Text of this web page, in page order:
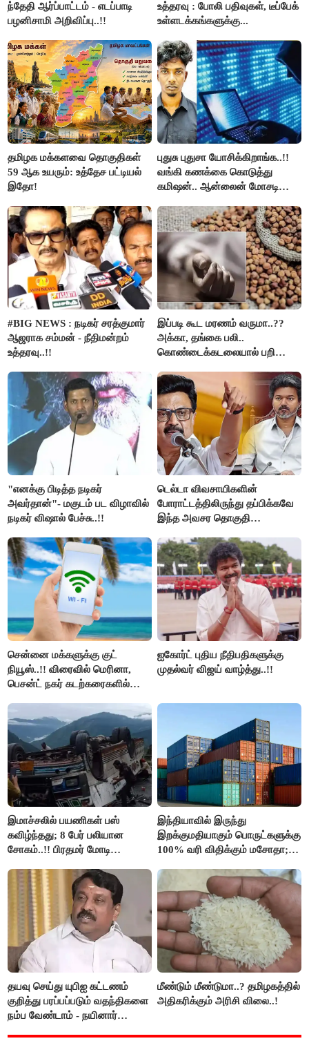
ந்தேதி ஆர்ப்பாட்டம் - எடப்பாடி
பழனிசாமி அறிவிப்பு..!!
உத்தரவு : போலி பதிவுகள், டீப்பேக்
உள்ளடக்கங்களுக்கு...
தமிழக மக்களவை தொகுதிகள்
59 ஆக உயரும்: உத்தேச பட்டியல்
இதோ!
புதுசு புதுசா யோசிக்கிறாங்க..!!
வங்கி கணக்கை கொடுத்து
கமிஷன்.. ஆன்லைன் மோசடி
கைது..!!
#BIG NEWS : நடிகர் சரத்குமார்
ஆஜராக சம்மன் - நீதிமன்றம்
உத்தரவு..!!
இப்படி கூட மரணம் வருமா..??
அக்கா, தங்கை பலி..
கொண்டைக்கடலையால் பறிபோன
"எனக்கு பிடித்த நடிகர்
அவர்தான்"- மகுடம் பட விழாவில்
நடிகர் விஷால் பேச்சு..!!
டெல்டா விவசாயிகளின்
போராட்டத்திலிருந்து தப்பிக்கவே
இந்த அவசர தொகுதி
அரங்கேற்றுகிறார் முதலமைச்சர் -
திமுக ஐடி விங்..!!
சென்னை மக்களுக்கு குட்
நியூஸ்..!! விரைவில் மெரினா,
பெசன்ட் நகர் கடற்கரைகளில்
ஐகோர்ட் புதிய நீதிபதிகளுக்கு
முதல்வர் விஜய் வாழ்த்து..!!
இமாச்சலில் பயணிகள் பஸ்
கவிழ்ந்தது; 8 பேர் பலியான
சோகம்..!! பிரதமர் மோடி
இந்தியாவில் இருந்து
இறக்குமதியாகும் பொருட்களுக்கு
100% வரி விதிக்கும் மசோதா;
தயவு செய்து யுபிஐ கட்டணம்
குறித்து பரப்பப்படும் வதந்திகளை
நம்ப வேண்டாம் - நயினார்
மீண்டும் மீண்டுமா..? தமிழகத்தில்
அதிகரிக்கும் அரிசி விலை..!